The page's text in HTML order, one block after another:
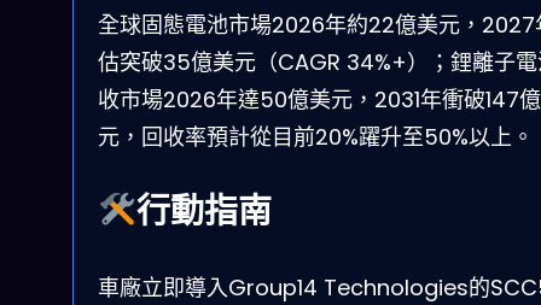
全球固態電池市場2026年約22億美元，2027
估突破35億美元（CAGR 34%+）；鋰離子
收市場2026年達50億美元，2031年衝破147
元，回收率預計從目前20%躍升至50%以上。
行動指南
車廠立即導入Group14 Technologies的